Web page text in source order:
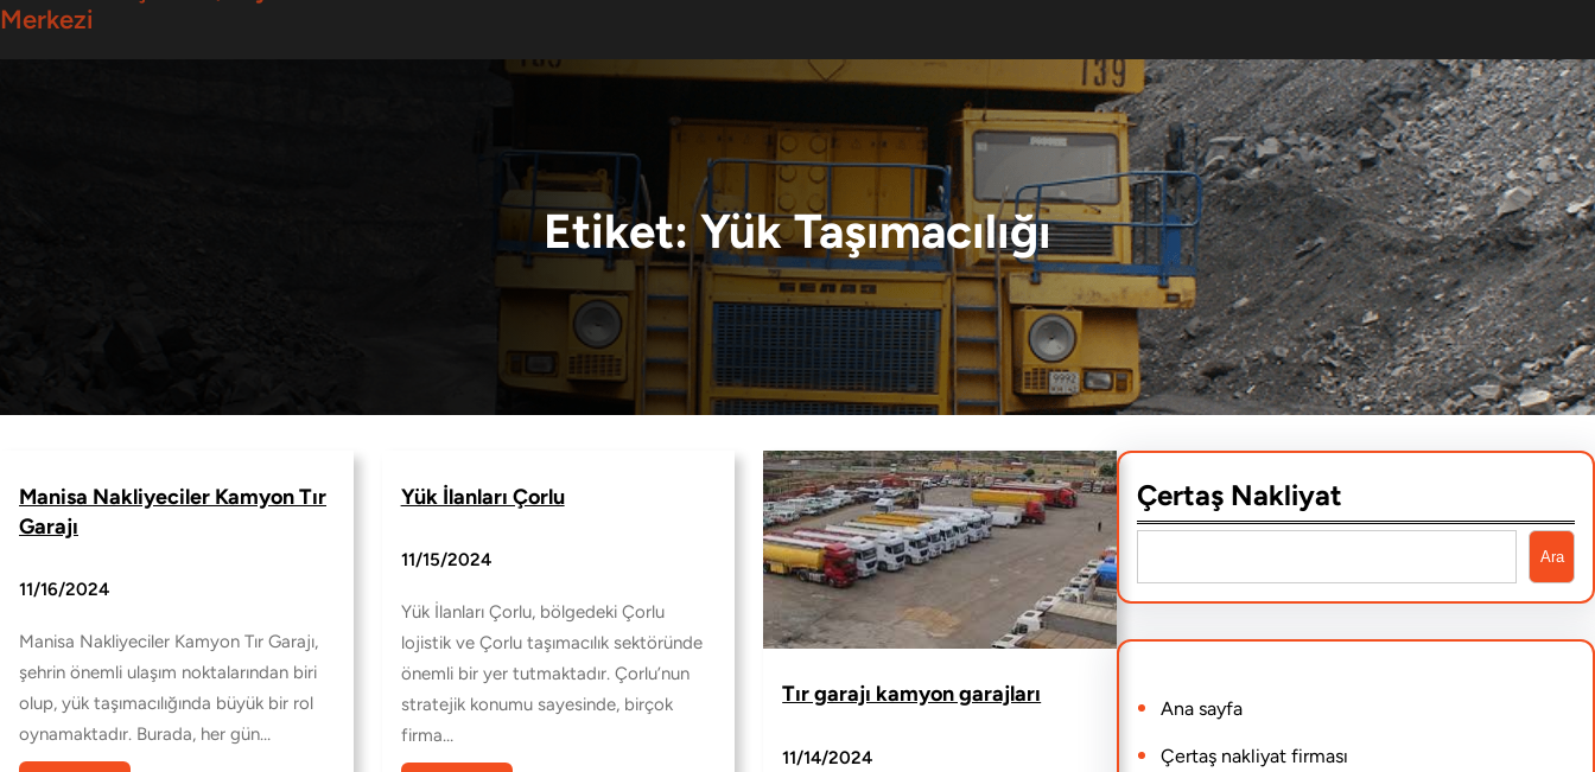
Merkezi
Etiket:Yük Taşımacılığı
Manisa Nakliyeciler Kamyon Tır
Garajı
11/16/2024
Manisa Nakliyeciler Kamyon Tır Garajı,
şehrin önemli ulaşım noktalarından biri
olup, yük taşımacılığında büyük bir rol
oynamaktadır. Burada, her gün…
Yük İlanları Çorlu
11/15/2024
Yük İlanları Çorlu, bölgedeki Çorlu
lojistik ve Çorlu taşımacılık sektöründe
önemli bir yer tutmaktadır. Çorlu’nun
stratejik konumu sayesinde, birçok
firma…
Tır garajı kamyon garajları
11/14/2024
Çertaş Nakliyat
e
a
c
h
Ara
Ana sayfa
Çertaş nakliyat firması